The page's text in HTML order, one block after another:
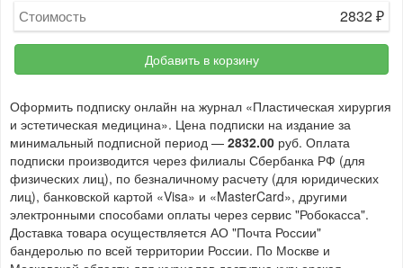
Стоимость 2832₽
Добавить в корзину
Оформить подписку онлайн на журнал «Пластическая хирургия
и эстетическая медицина». Цена подписки на издание за
минимальный подписной период — 2832.00 руб. Оплата
подписки производится через филиалы Сбербанка РФ (для
физических лиц), по безналичному расчету (для юридических
лиц), банковской картой «Visa» и «MasterCard», другими
электронными способами оплаты через сервис "Робокасса".
Доставка товара осуществляется АО "Почта России"
бандеролью по всей территории России. По Москве и